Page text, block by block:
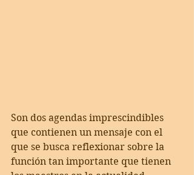
Son dos agendas imprescindibles
que contienen un mensaje con el
que se busca reflexionar sobre la
función tan importante que tienen